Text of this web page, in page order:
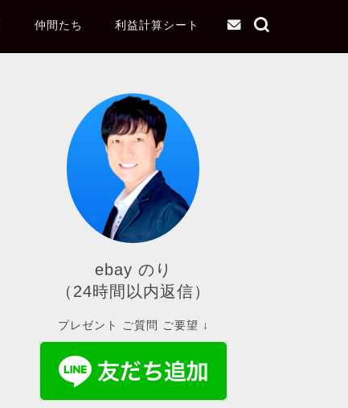
仲間たち 利益計算シート
ebay のり
（24時間以内返信）
プレゼント ご質問 ご要望 ↓